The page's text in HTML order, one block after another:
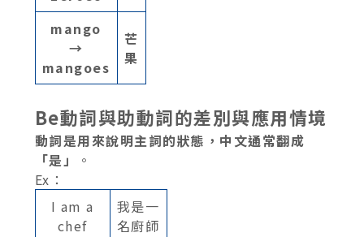
mango
→
mangoes
芒
果
Be動詞與助動詞的差別與應用情境
動詞是用來說明主詞的狀態，中文通常翻成
「是」
。
Ex：
I am a
chef
我是一
名廚師